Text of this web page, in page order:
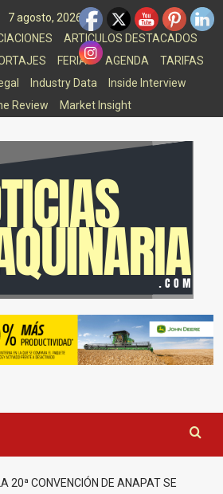
7 agosto, 2026
ARTICULOS DESTACADOS
FERIAS AGENDA
TARIFAS
Industry Data
Inside Interview
Review
Market Insight
20ª CONVENCIÓN DE ANAPAT SE